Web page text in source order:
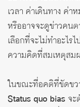
เวลา ค่าเดินทาง ค่า
หรืออาจจะดูข่าวคนต
เลือกที่จะไม่ทำอะไ
ความคิดที่สมเหตุสม
ในขณะที่อคติที่ขัดขว
Status quo bias จะ